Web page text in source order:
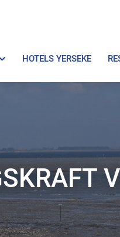
HOTELS YERSEKE